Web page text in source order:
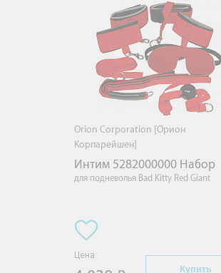
Orion Corporation [Орион
Корпарейшен]
Интим 5282000000 Набор
для подневолья Bad Kitty Red Giant
Цена:
Купить